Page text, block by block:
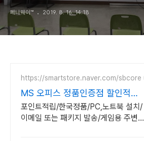
페니웨이™ 2019. 8. 16. 14:18
https://smartstore.naver.com/sbcore
MS 오피스 정품인증점 할인적립
을 확인하세요!
포인트적립/한국정품/PC,노트북 설치/
이메일 또는 패키지 발송/게임용 주변기